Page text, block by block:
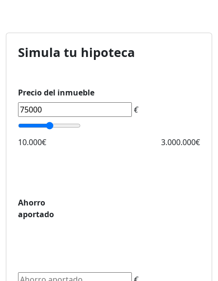
Simula tu hipoteca
Precio del inmueble
€
10.000€ 3.000.000€
Ahorro
aportado